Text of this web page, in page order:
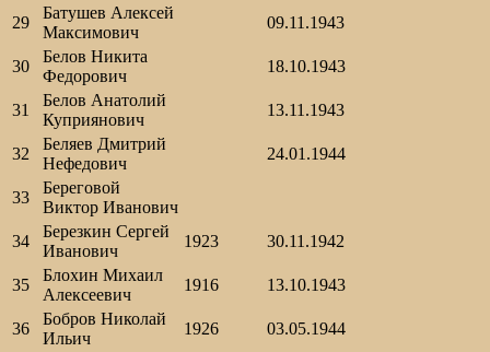
29
Батушев Алексей
Максимович
09.11.1943
30
Белов Никита
Федорович
18.10.1943
31
Белов Анатолий
Куприянович
13.11.1943
32
Беляев Дмитрий
Нефедович
24.01.1944
33
Береговой
Виктор Иванович
34
Березкин Сергей
Иванович
1923 30.11.1942
35
Блохин Михаил
Алексеевич
1916 13.10.1943
36
Бобров Николай
Ильич
1926 03.05.1944